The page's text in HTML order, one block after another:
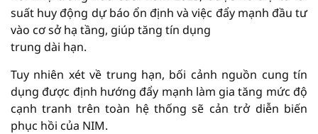
suất huy động dự báo ổn định và việc đẩy mạnh đầu tư
vào cơ sở hạ tầng, giúp tăng tín dụng
trung dài hạn.
Tuy nhiên xét về trung hạn, bối cảnh nguồn cung tín
dụng được định hướng đẩy mạnh làm gia tăng mức độ
cạnh tranh trên toàn hệ thống sẽ cản trở diễn biến
phục hồi của NIM.